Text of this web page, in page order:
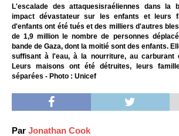
L'escalade des attaquesisraéliennes dans la
impact dévastateur sur les enfants et leurs
d'enfants ont été tués et des milliers d'autres
de 1,9 million le nombre de personnes
bande de Gaza, dont la moitié sont des enfants.
suffisant à l'eau, à la nourriture, au carburant
Leurs maisons ont été détruites, leurs
séparées - Photo : Unicef
Par Jonathan Cook